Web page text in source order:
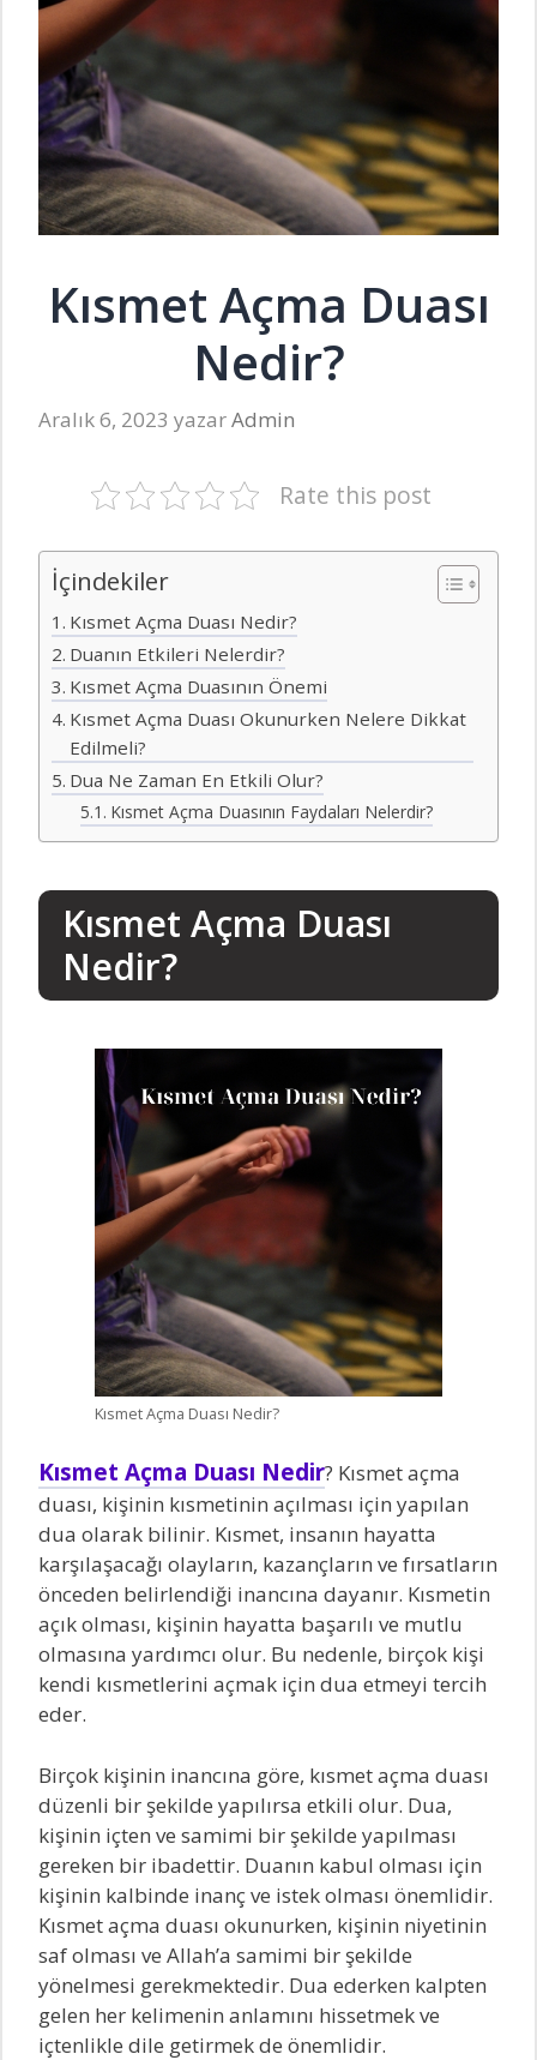
Kısmet Açma Duası
Nedir?
Aralık 6, 2023 yazarAdmin
Rate this post
İçindekiler
Kısmet Açma Duası Nedir?
Duanın Etkileri Nelerdir?
Kısmet Açma Duasının Önemi
Kısmet Açma Duası Okunurken Nelere Dikkat
Edilmeli?
Dua Ne Zaman En Etkili Olur?
Kısmet Açma Duasının Faydaları Nelerdir?
Kısmet Açma Duası
Nedir?
Kısmet Açma Duası Nedir?
Kısmet Açma Duası Nedir? Kısmet açma
duası, kişinin kısmetinin açılması için yapılan
dua olarak bilinir. Kısmet, insanın hayatta
karşılaşacağı olayların, kazançların ve fırsatların
önceden belirlendiği inancına dayanır. Kısmetin
açık olması, kişinin hayatta başarılı ve mutlu
olmasına yardımcı olur. Bu nedenle, birçok kişi
kendi kısmetlerini açmak için dua etmeyi tercih
eder.
Birçok kişinin inancına göre, kısmet açma duası
düzenli bir şekilde yapılırsa etkili olur. Dua,
kişinin içten ve samimi bir şekilde yapılması
gereken bir ibadettir. Duanın kabul olması için
kişinin kalbinde inanç ve istek olması önemlidir.
Kısmet açma duası okunurken, kişinin niyetinin
saf olması ve Allah’a samimi bir şekilde
yönelmesi gerekmektedir. Dua ederken kalpten
gelen her kelimenin anlamını hissetmek ve
içtenlikle dile getirmek de önemlidir.